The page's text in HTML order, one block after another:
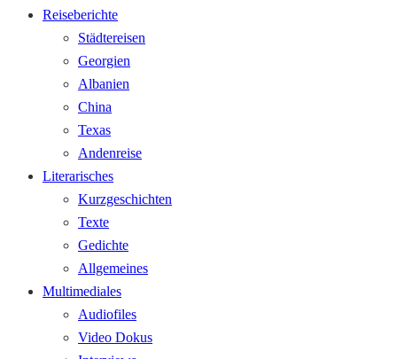
Reiseberichte
Städtereisen
Georgien
Albanien
China
Texas
Andenreise
Literarisches
Kurzgeschichten
Texte
Gedichte
Allgemeines
Multimediales
Audiofiles
Video Dokus